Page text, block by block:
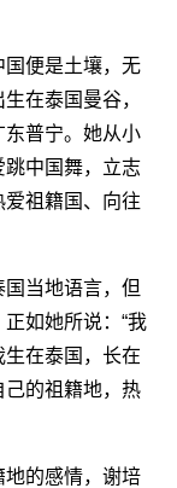
便是土壤，无
在泰国曼谷，
普宁。她从小
中国舞，立志
祖籍国、向往
当地语言，但
如她所说：“我
在泰国，长在
的祖籍地，热
的感情，谢培